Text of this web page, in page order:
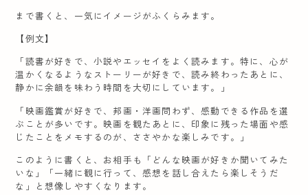
まで書くと、一気にイメージがふくらみます。
【例文】
「読書が好きで、小説やエッセイをよく読みます。特に、心が
温かくなるようなストーリーが好きで、読み終わったあとに、
静かに余韻を味わう時間を大切にしています。」
「映画鑑賞が好きで、邦画・洋画問わず、感動できる作品を選
ぶことが多いです。映画を観たあとに、印象に残った場面や感
じたことをメモするのが、ささやかな楽しみです。」
このように書くと、お相手も「どんな映画が好きか聞いてみた
いな」「一緒に観に行って、感想を話し合えたら楽しそうだ
な」と想像しやすくなります。